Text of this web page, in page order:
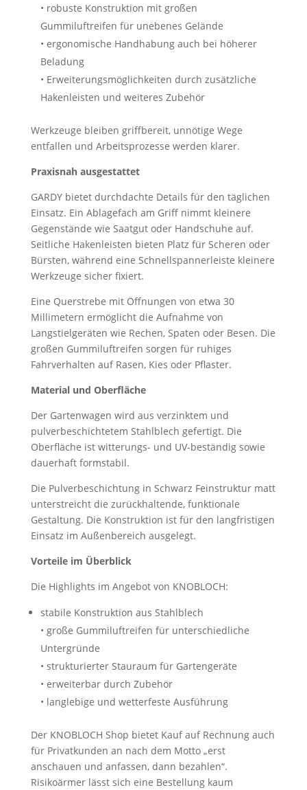
• robuste Konstruktion mit großen
Gummiluftreifen für unebenes Gelände
• ergonomische Handhabung auch bei höherer
Beladung
• Erweiterungsmöglichkeiten durch zusätzliche
Hakenleisten und weiteres Zubehör
Werkzeuge bleiben griffbereit, unnötige Wege
entfallen und Arbeitsprozesse werden klarer.
Praxisnah ausgestattet
GARDY bietet durchdachte Details für den täglichen
Einsatz. Ein Ablagefach am Griff nimmt kleinere
Gegenstände wie Saatgut oder Handschuhe auf.
Seitliche Hakenleisten bieten Platz für Scheren oder
Bürsten, während eine Schnellspannerleiste kleinere
Werkzeuge sicher fixiert.
Eine Querstrebe mit Öffnungen von etwa 30
Millimetern ermöglicht die Aufnahme von
Langstielgeräten wie Rechen, Spaten oder Besen. Die
großen Gummiluftreifen sorgen für ruhiges
Fahrverhalten auf Rasen, Kies oder Pflaster.
Material und Oberfläche
Der Gartenwagen wird aus verzinktem und
pulverbeschichtetem Stahlblech gefertigt. Die
Oberfläche ist witterungs- und UV-beständig sowie
dauerhaft formstabil.
Die Pulverbeschichtung in Schwarz Feinstruktur matt
unterstreicht die zurückhaltende, funktionale
Gestaltung. Die Konstruktion ist für den langfristigen
Einsatz im Außenbereich ausgelegt.
Vorteile im Überblick
Die Highlights im Angebot von KNOBLOCH:
stabile Konstruktion aus Stahlblech
• große Gummiluftreifen für unterschiedliche
Untergründe
• strukturierter Stauraum für Gartengeräte
• erweiterbar durch Zubehör
• langlebige und wetterfeste Ausführung
Der KNOBLOCH Shop bietet Kauf auf Rechnung auch
für Privatkunden an nach dem Motto „erst
anschauen und anfassen, dann bezahlen“.
Risikoärmer lässt sich eine Bestellung kaum